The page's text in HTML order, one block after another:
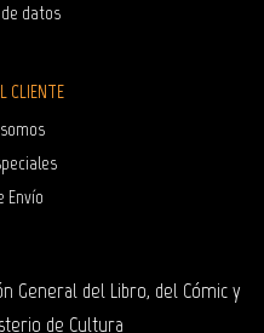
datos
CLIENTE
Envío
General del Libro, del Cómic y
de Cultura